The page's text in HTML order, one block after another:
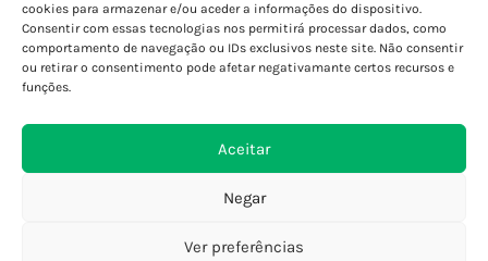
cookies para armazenar e/ou aceder a informações do dispositivo.
Consentir com essas tecnologias nos permitirá processar dados, como
comportamento de navegação ou IDs exclusivos neste site. Não consentir
ou retirar o consentimento pode afetar negativamante certos recursos e
funções.
Aceitar
Negar
Ver preferências
Perguntas Frequentes
Custos de Envio
Encomendas Internacionais
Devoluções e Trocas